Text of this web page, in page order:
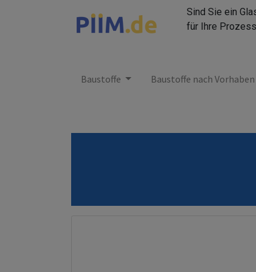
Sind Sie ein
für Ihre
Baustoffe
Baustoffe nach Vorhaben